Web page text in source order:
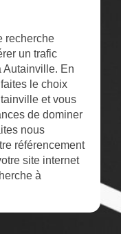
recherche
un trafic
Autainville. En
le choix
et vous
de dominer
nous
référencement
site internet
à